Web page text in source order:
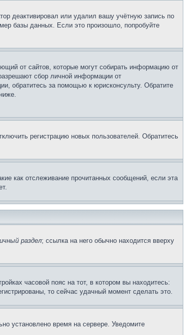
деактивировал или удалил вашу учётную запись по
базы данных. Если это произошло, попробуйте
от сайтов, которые могут собирать информацию от
сбор личной информации от
обратитесь за помощью к юрисконсульту. Обратите
регистрацию новых пользователей. Обратитесь
как отслеживание прочитанных сообщений, если эта
раздел; ссылка на него обычно находится вверху
часовой пояс на тот, в котором вы находитесь:
то сейчас удачный момент сделать это.
установлено время на сервере. Уведомите